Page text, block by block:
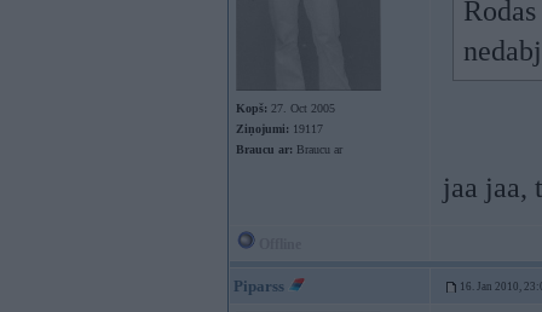
Kopš: 27. Oct 2005
Ziņojumi: 19117
Braucu ar: Braucu ar
jaa jaa,
Piparss 16. Jan 2010,